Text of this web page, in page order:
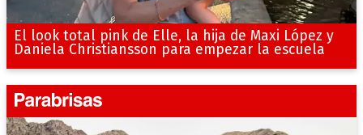
El look total pink de Elle, la hija de Maxi López y
Daniela Christiansson para empezar la escuela